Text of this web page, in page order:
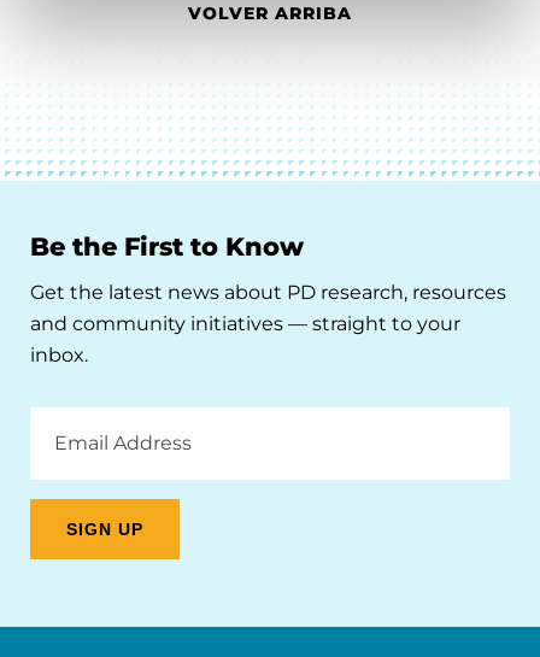
VOLVER ARRIBA
Be the First to Know
Get the latest news about PD research, resources
and community initiatives — straight to your
inbox.
Address